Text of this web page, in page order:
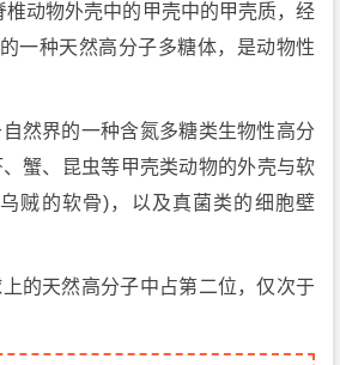
椎动物外壳中的甲壳中的甲壳质，经
一种天然高分子多糖体，是动物性
然界的一种含氮多糖类生物性高分
蟹、昆虫等甲壳类动物的外壳与软
贼的软骨)，以及真菌类的细胞壁
的天然高分子中占第二位，仅次于